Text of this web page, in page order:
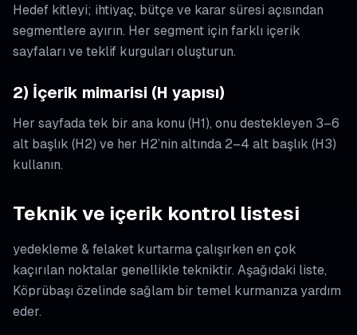
Hedef kitleyi; ihtiyaç, bütçe ve karar süresi açısından
segmentlere ayırın. Her segment için farklı içerik
sayfaları ve teklif kurguları oluşturun.
2) İçerik mimarisi (H yapısı)
Her sayfada tek bir ana konu (H1), onu destekleyen 3–6
alt başlık (H2) ve her H2’nin altında 2–4 alt başlık (H3)
kullanın.
Teknik ve içerik kontrol listesi
yedekleme & felaket kurtarma çalışırken en çok
kaçırılan noktalar genellikle tekniktir. Aşağıdaki liste,
Köprübaşı özelinde sağlam bir temel kurmanıza yardım
eder.